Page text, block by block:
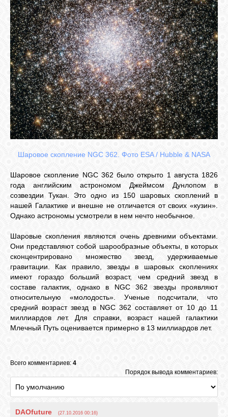
RSS
Шаровое скопление NGC 362. Фото ESA / Hubble & NASA
Шаровое скопление NGC 362 было открыто 1 августа 1826
года английским астрономом Джеймсом Дунлопом в
созвездии Тукан. Это одно из 150 шаровых скоплений в
нашей Галактике и внешне не отличается от своих «кузин».
Однако астрономы усмотрели в нем нечто необычное.
Шаровые скопления являются очень древними объектами.
Они представляют собой шарообразные объекты, в которых
сконцентрировано множество звезд, удерживаемые
гравитации. Как правило, звезды в шаровых скоплениях
имеют гораздо больший возраст, чем средний звезд в
составе галактик, однако в NGC 362 звезды проявляют
относительную «молодость». Ученые подсчитали, что
средний возраст звезд в NGC 362 составляет от 10 до 11
миллиардов лет. Для справки, возраст нашей галактики
Млечный Путь оценивается примерно в 13 миллиардов лет.
Всего комментариев: 4
Порядок вывода комментариев:
DAOfuture (27.10.2016 00:16)